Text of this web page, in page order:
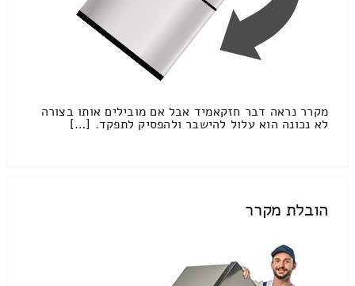
מקרר נראה דבר חזקאמיד אבל אם מובילים אותו בצורה
לא נכונה הוא עלול להישבר ולהפסיק לתפקד. […]
הובלת מקרר